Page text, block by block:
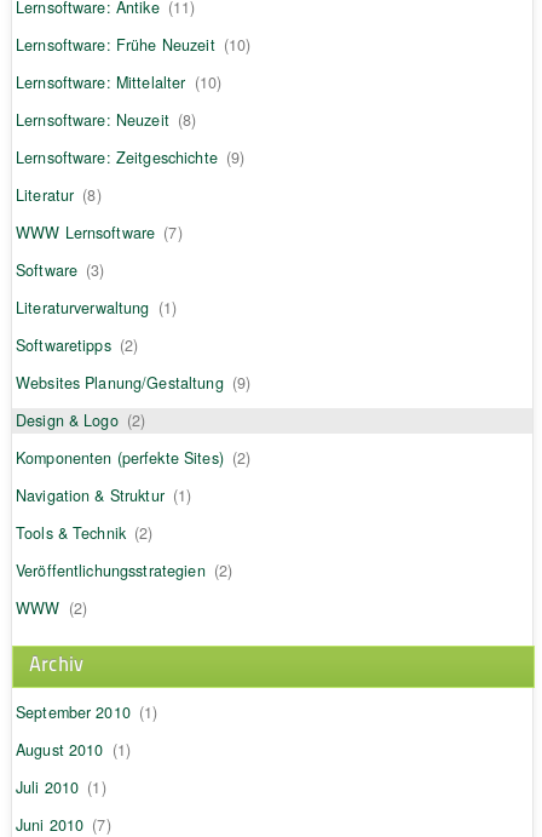
Lernsoftware: Antike (11)
Lernsoftware: Frühe Neuzeit (10)
Lernsoftware: Mittelalter (10)
Lernsoftware: Neuzeit (8)
Lernsoftware: Zeitgeschichte (9)
Literatur (8)
WWW Lernsoftware (7)
Software (3)
Literaturverwaltung (1)
Softwaretipps (2)
Websites Planung/Gestaltung (9)
Design & Logo (2)
Komponenten (perfekte Sites) (2)
Navigation & Struktur (1)
Tools & Technik (2)
Veröffentlichungsstrategien (2)
WWW (2)
Archiv
September 2010 (1)
August 2010 (1)
Juli 2010 (1)
Juni 2010 (7)